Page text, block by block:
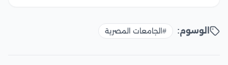
الوسوم: #الجامعات المصرية